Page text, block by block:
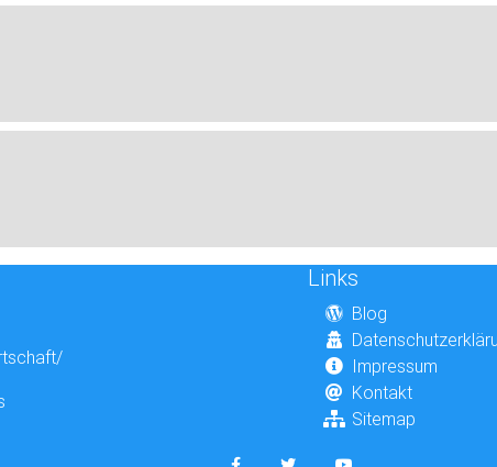
Links
Blog
Impressum
Kontakt
Sitemap